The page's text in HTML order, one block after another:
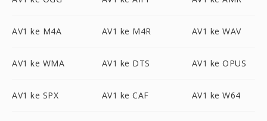
AV1 ke M4A AV1 ke M4R AV1 ke WAV
AV1 ke WMA AV1 ke DTS AV1 ke OPUS
AV1 ke SPX AV1 ke CAF AV1 ke W64